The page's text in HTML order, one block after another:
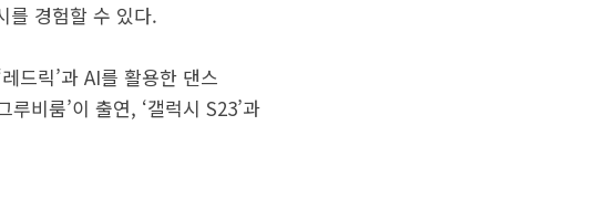
를 경험할 수 있다.
드릭’과 AI를 활용한 댄스
비룸’이 출연, ‘갤럭시 S23’과